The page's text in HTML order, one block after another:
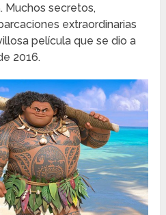
Muchos secretos,
extraordinarias
película que se dio a
2016.